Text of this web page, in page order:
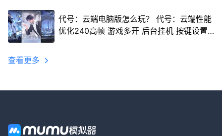
代号：云端电脑版怎么玩？ 代号：云端性能
优化240高帧 游戏多开 后台挂机 按键设置
查看更多